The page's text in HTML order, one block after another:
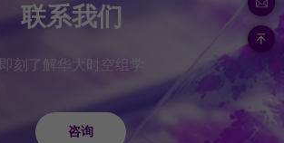
联系我们
即刻了解华大时空组学
咨询